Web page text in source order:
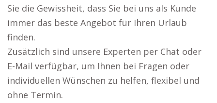
Sie die Gewissheit, dass Sie bei uns als Kunde
immer das beste Angebot für Ihren Urlaub
finden.
Zusätzlich sind unsere Experten per Chat oder
E-Mail verfügbar, um Ihnen bei Fragen oder
individuellen Wünschen zu helfen, flexibel und
ohne Termin.